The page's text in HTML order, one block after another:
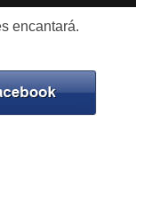
encantará.